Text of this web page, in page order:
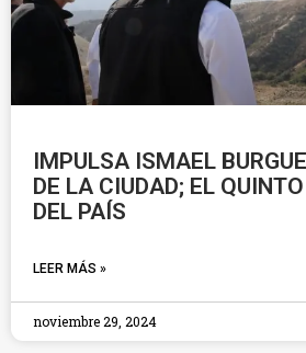
IMPULSA ISMAEL
DE LA CIUDAD; EL
DEL PAÍS
LEER MÁS »
noviembre 29, 2024